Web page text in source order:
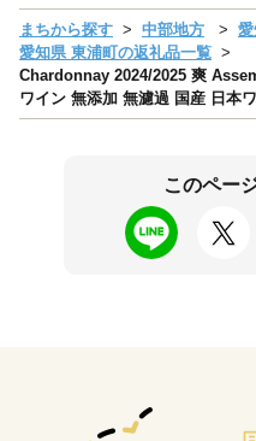
まちから探す 中部地方
愛知県 東浦町の返礼品一覧
Chardonnay 2024/2025 爽
ワイン 無添加 無濾過 国産 日本
このペー